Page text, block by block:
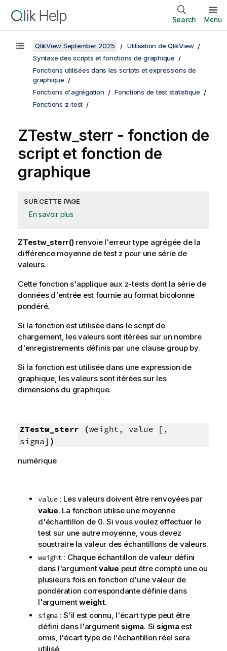
Search Menu
QlikView September 2025
Utilisation de QlikView
Syntaxe des scripts et fonctions de graphique
Fonctions utilisées dans les scripts et expressions de
graphique
Fonctions d'agrégation
Fonctions de test statistique
Fonctions z-test
ZTestw_sterr - fonction de
script et fonction de
graphique
SUR CETTE PAGE
En savoir plus
ZTestw_sterr()renvoie l'erreur type agrégée de la
différence moyenne de test z pour une série de
valeurs.
Cette fonction s'applique aux z-tests dont la série de
données d'entrée est fournie au format bicolonne
pondéré.
Si la fonction est utilisée dans le script de
chargement, les valeurs sont itérées sur un nombre
d'enregistrements définis par une clause group by.
Si la fonction est utilisée dans une expression de
graphique, les valeurs sont itérées sur les
dimensions du graphique.
ZTestw_sterr (weight, value [,
sigma] )
numérique
value: Les valeurs doivent être renvoyées par
value. La fonction utilise une moyenne
d'échantillon de 0. Si vous voulez effectuer le
test sur une autre moyenne, vous devez
soustraire la valeur des échantillons de valeurs.
weight: Chaque échantillon de valeur défini
dans l'argumentvalue peut être compté une ou
plusieurs fois en fonction d'une valeur de
pondération correspondante définie dans
l'argumentweight.
sigma: S'il est connu, l'écart type peut être
défini dans l'argument sigma. Si sigmaest
omis, l'écart type de l'échantillon réel sera
utilisé.